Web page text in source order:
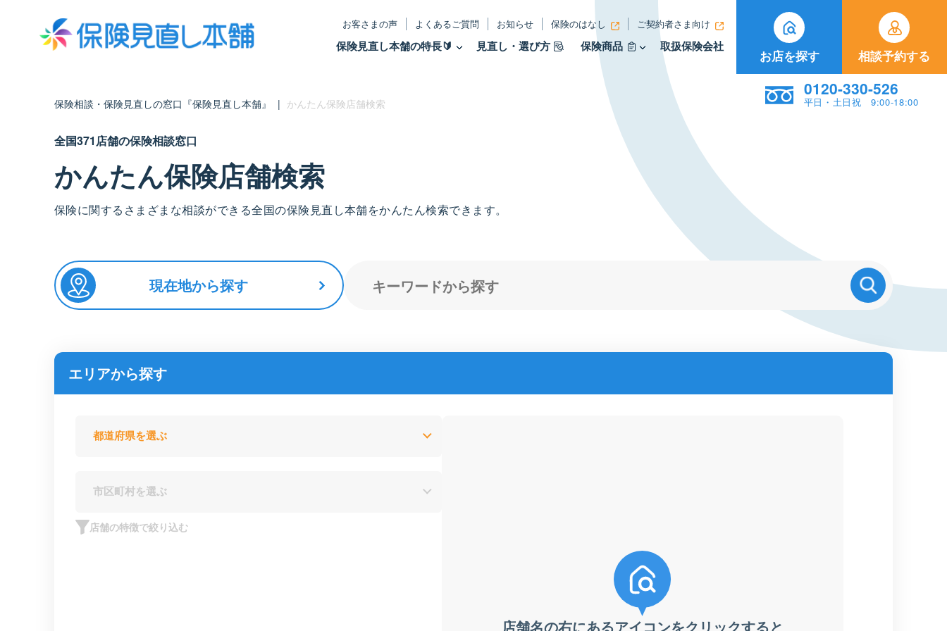
お客さまの声 よくあるご質問 お知らせ 保険のはなし ご契約者さま向け
保険見直し本舗の特長🔰 見直し・選び方 保険商品 取扱保険会社
お店を探す 相談予約する
0120-330-526
平日・土日祝 9:00-18:00
保険相談・保険見直しの窓口『保険見直し本舗』 | かんたん保険店舗検索
全国371店舗の保険相談窓口
かんたん保険店舗検索
保険に関するさまざまな相談ができる全国の保険見直し本舗をかんたん検索できます。
現在地から探す
エリアから探す
店舗の特徴で絞り込む